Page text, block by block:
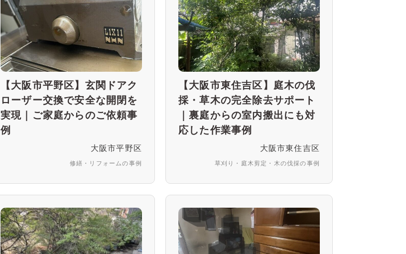
【大阪市平野区】玄関ドアク
ローザー交換で安全な開閉を
実現｜ご家庭からのご依頼事
例
大阪市平野区
修繕・リフォームの事例
【大阪市東住吉区】庭木の伐
採・草木の完全除去サポート
｜裏庭からの室内搬出にも対
応した作業事例
大阪市東住吉区
草刈り・庭木剪定・木の伐採の事例